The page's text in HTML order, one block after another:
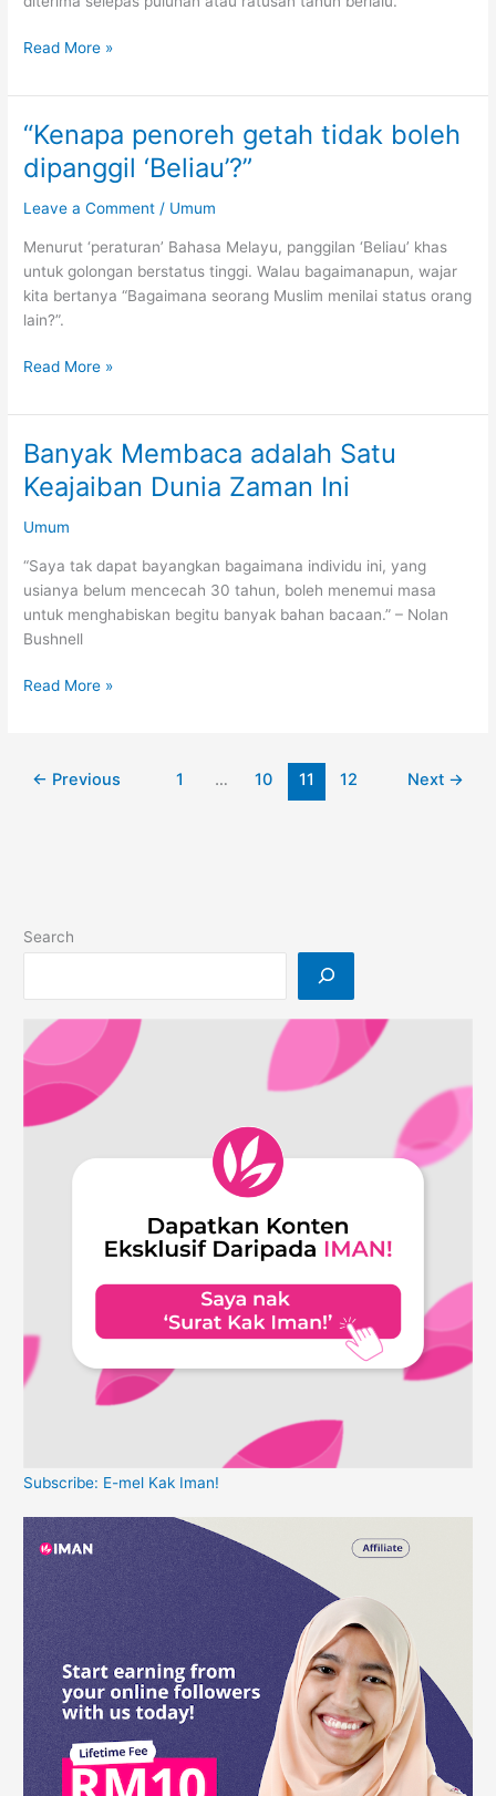
Penulisan
Impaknya
Lambat,
Tapi
Besar
kepada
Masyarakat
Read More »
“Kenapa penoreh getah tidak boleh
dipanggil ‘Beliau’?”
Leave a Comment / Umum
Menurut ‘peraturan’ Bahasa Melayu, panggilan ‘Beliau’ khas
untuk golongan berstatus tinggi. Walau bagaimanapun, wajar
kita bertanya “Bagaimana seorang Muslim menilai status orang
lain?”.
“Kenapa
getah
tidak
boleh
dipanggil
Read More »
Banyak Membaca adalah Satu
Keajaiban Dunia Zaman Ini
Umum
“Saya tak dapat bayangkan bagaimana individu ini, yang
usianya belum mencecah 30 tahun, boleh menemui masa
untuk menghabiskan begitu banyak bahan bacaan.” – Nolan
Bushnell
Banyak
Keajaiban
Read More »
← Previous 1 … 10 11 12 Next →
Search
Subscribe: E-mel Kak Iman!